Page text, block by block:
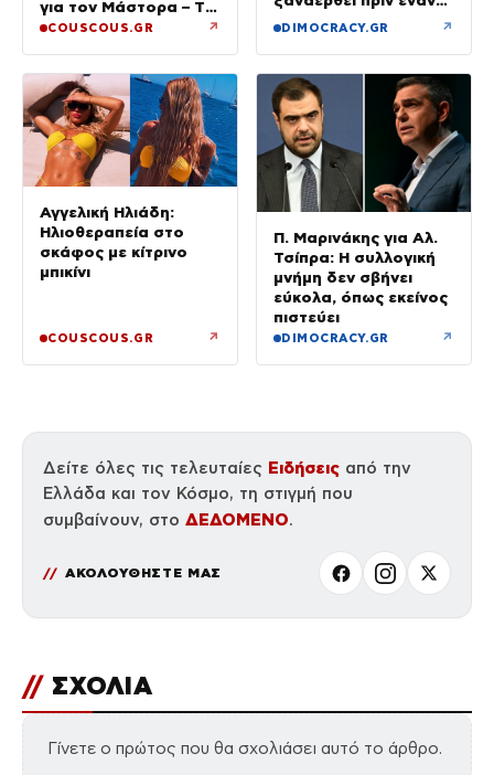
για τον Μάστορα – Τα
τηλεφωνήματα που
COUSCOUS.GR ↗
μήνα και
διώξουμε
DIMOCRACY.GR ↗
Αγγελική Ηλιάδη:
Ηλιοθεραπεία στο
σκάφος με κίτρινο
μπικίνι
COUSCOUS.GR ↗
Π. Μαρινάκης για Αλ.
Τσίπρα: Η συλλογική
μνήμη δεν σβήνει
εύκολα, όπως εκείνος
πιστεύει
DIMOCRACY.GR ↗
Δείτε όλες τις τελευταίες Ειδήσεις από την
Ελλάδα και τον Κόσμο, τη στιγμή που
συμβαίνουν, στο ΔΕΔΟΜΕΝΟ.
ΑΚΟΛΟΥΘΗΣΤΕ ΜΑΣ
// ΣΧΟΛΙΑ
Γίνετε ο πρώτος που θα σχολιάσει αυτό το άρθρο.